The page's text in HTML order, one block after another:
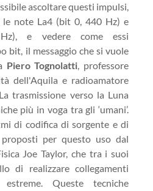
ascoltare questi impulsi,
le note La4 (bit 0, 440 Hz) e
e vedere come essi
bit, il messaggio che si vuole
Piero Tognolatti, professore
dell'Aquila e radioamatore
trasmissione verso la Luna
più in voga tra gli ‘umani’.
di codifica di sorgente e di
per questo uso dal
Joe Taylor, che tra i suoi
di realizzare collegamenti
Queste tecniche